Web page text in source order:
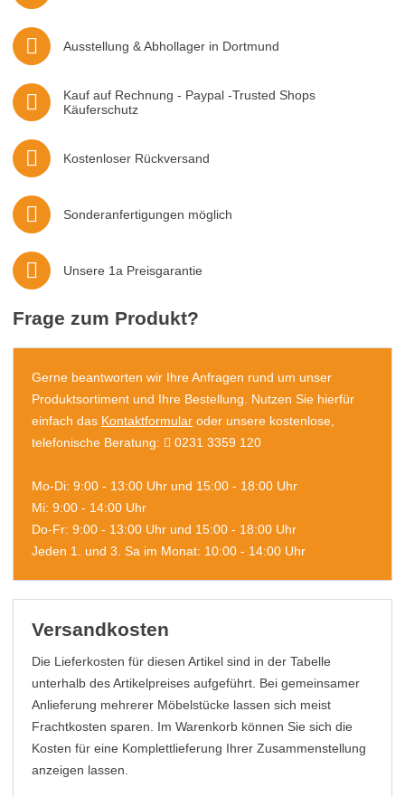
Ausstellung & Abhollager in Dortmund
Kauf auf Rechnung - Paypal -Trusted Shops
Käuferschutz
Kostenloser Rückversand
Sonderanfertigungen möglich
Unsere 1a Preisgarantie
Frage zum Produkt?
Gerne beantworten wir Ihre Anfragen rund um unser
Produktsortiment und Ihre Bestellung. Nutzen Sie hierfür
einfach das Kontaktformular oder unsere kostenlose,
telefonische Beratung:
0231 3359 120
Mo-Di: 9:00 - 13:00 Uhr und 15:00 - 18:00 Uhr
Mi: 9:00 - 14:00 Uhr
Do-Fr: 9:00 - 13:00 Uhr und 15:00 - 18:00 Uhr
Jeden 1. und 3. Sa im Monat: 10:00 - 14:00 Uhr
Versandkosten
Die Lieferkosten für diesen Artikel sind in der Tabelle
unterhalb des Artikelpreises aufgeführt. Bei gemeinsamer
Anlieferung mehrerer Möbelstücke lassen sich meist
Frachtkosten sparen. Im Warenkorb können Sie sich die
Kosten für eine Komplettlieferung Ihrer Zusammenstellung
anzeigen lassen.